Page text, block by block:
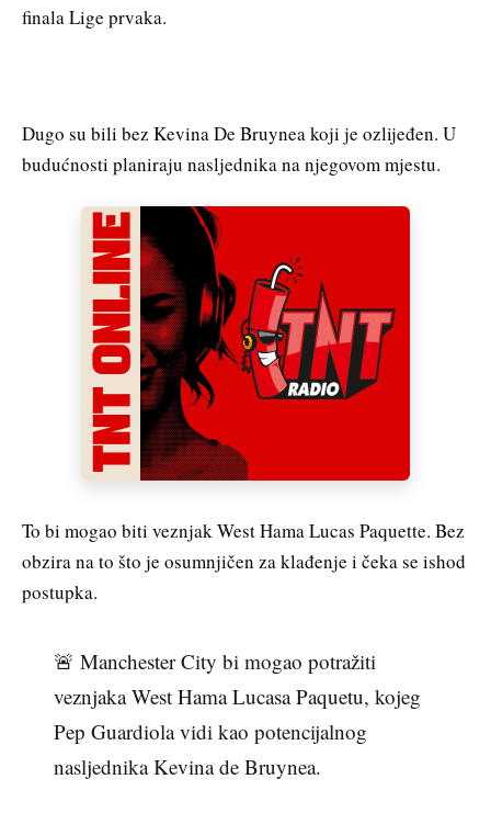
finala Lige prvaka.
Dugo su bili bez Kevina De Bruynea koji je ozlijeđen. U
budućnosti planiraju nasljednika na njegovom mjestu.
To bi mogao biti veznjak West Hama Lucas Paquette. Bez
obzira na to što je osumnjičen za klađenje i čeka se ishod
postupka.
🚨 Manchester City bi mogao potražiti
veznjaka West Hama Lucasa Paquetu, kojeg
Pep Guardiola vidi kao potencijalnog
nasljednika Kevina de Bruynea.